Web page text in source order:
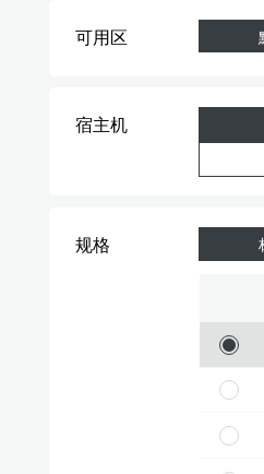
可用区
宿主机
规格